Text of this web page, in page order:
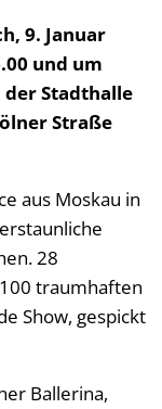
9. Januar
und um
der Stadthalle
Straße
aus Moskau in
28
traumhaften
Show, gespickt
Ballerina,